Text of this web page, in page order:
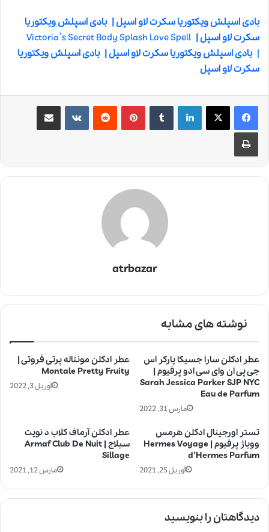
بادی اسپلش ویکتوریا سکرت لاو اسپل |بادی اسپلش ویکتوریا
سکرت لاو اسپل |Victoria’s Secret Body Splash Love Spell
|بادی اسپلش ویکتوریا سکرت لاو اسپل |بادی اسپلش ویکتوریا
سکرت لاو اسپل
لینکدین ‫تامبلر ‫پین‌ترست‫رددیت ‫VKontakteاشتراک گذاری از طریق ایمیل
چاپ
atrbazar
نوشته های مشابه
عطر ادکلن مونتاله پرتی فروتی |
Montale Pretty Fruity
آوریل 3, 2022
عطر ادکلن سارا جسیکا پارکر اس
جی پی ان وای سی ادو پرفیوم |
Sarah Jessica Parker SJP NYC
Eau de Parfum
مارس 31, 2022
عطر ادکلن آرماف کلاب د نویت
سیلاج | Armaf Club De Nuit
Sillage
مارس 12, 2021
تستر اورجینال ادکلن هرمس
وویاژ پرفیوم | Hermes Voyage
d’Hermes Parfum
آوریل 25, 2021
دیدگاهتان را بنویسید